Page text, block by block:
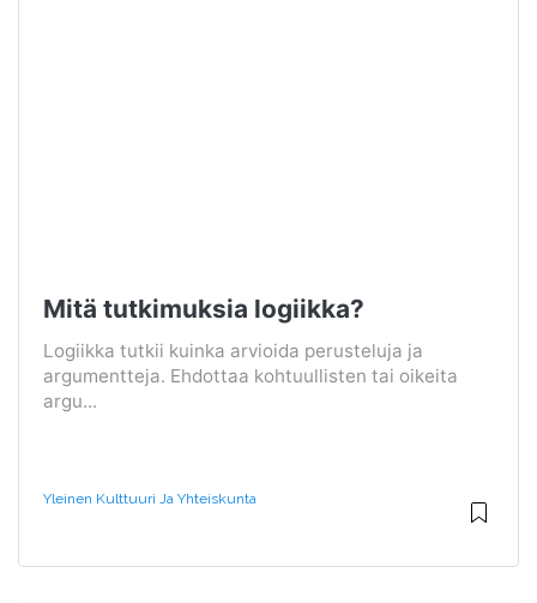
Mitä tutkimuksia logiikka?
Logiikka tutkii kuinka arvioida perusteluja ja
argumentteja. Ehdottaa kohtuullisten tai oikeita
argu...
Yleinen Kulttuuri Ja Yhteiskunta